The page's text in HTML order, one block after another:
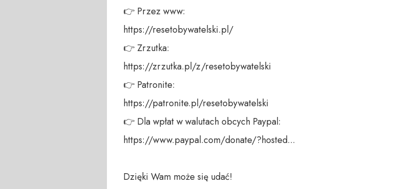
👉 Przez www:
https://resetobywatelski.pl/
👉 Zrzutka:
https://zrzutka.pl/z/resetobywatelski
👉 Patronite:
https://patronite.pl/resetobywatelski
👉 Dla wpłat w walutach obcych Paypal:
https://www.paypal.com/donate/?hosted...
Dzięki Wam może się udać!